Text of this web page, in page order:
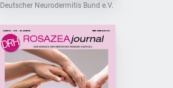
Deutscher Neurodermitis Bund e.V.